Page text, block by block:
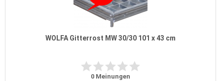
WOLFA Gitterrost MW 30/30 101 x 43 cm
0 Meinungen